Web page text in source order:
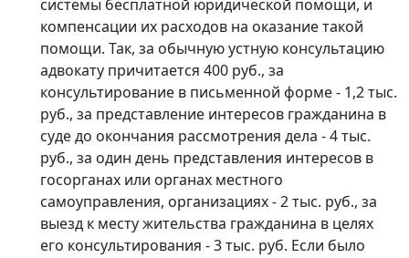
системы бесплатной юридической помощи, и
компенсации их расходов на оказание такой
помощи. Так, за обычную устную консультацию
адвокату причитается 400 руб., за
консультирование в письменной форме - 1,2 тыс.
руб., за представление интересов гражданина в
суде до окончания рассмотрения дела - 4 тыс.
руб., за один день представления интересов в
госорганах или органах местного
самоуправления, организациях - 2 тыс. руб., за
выезд к месту жительства гражданина в целях
его консультирования - 3 тыс. руб. Если было